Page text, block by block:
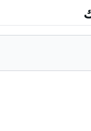
من المهم تنظيف
يمكن